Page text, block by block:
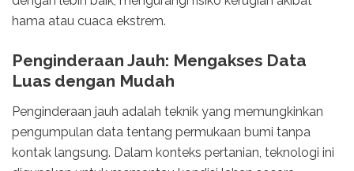
hama atau cuaca ekstrem.
Penginderaan Jauh: Mengakses Data
Luas dengan Mudah
Penginderaan jauh adalah teknik yang memungkinkan
pengumpulan data tentang permukaan bumi tanpa
kontak langsung. Dalam konteks pertanian, teknologi ini